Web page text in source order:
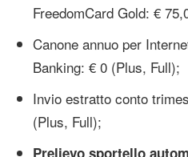
FreedomCard Gold: €
Canone annuo per
Banking: € 0 (Plus, Full);
Invio estratto conto
(Plus, Full);
Prelievo sportello